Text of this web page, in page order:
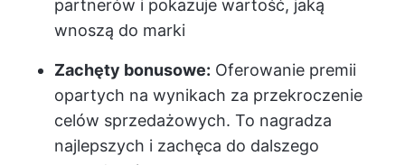
partnerów i pokazuje wartość, jaką
wnoszą do marki
Zachęty bonusowe: Oferowanie premii
opartych na wynikach za przekroczenie
celów sprzedażowych. To nagradza
najlepszych i zachęca do dalszego